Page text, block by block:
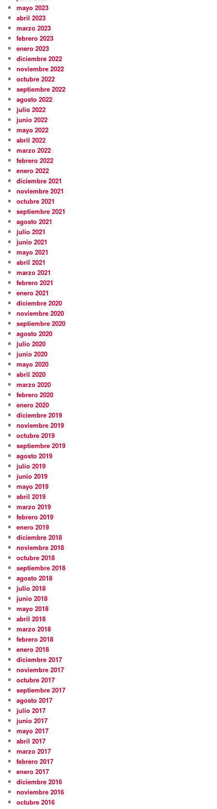
mayo 2023
abril 2023
marzo 2023
febrero 2023
enero 2023
diciembre 2022
noviembre 2022
octubre 2022
septiembre 2022
agosto 2022
julio 2022
junio 2022
mayo 2022
abril 2022
marzo 2022
febrero 2022
enero 2022
diciembre 2021
noviembre 2021
octubre 2021
septiembre 2021
agosto 2021
julio 2021
junio 2021
mayo 2021
abril 2021
marzo 2021
febrero 2021
enero 2021
diciembre 2020
noviembre 2020
septiembre 2020
agosto 2020
julio 2020
junio 2020
mayo 2020
abril 2020
marzo 2020
febrero 2020
enero 2020
diciembre 2019
noviembre 2019
octubre 2019
septiembre 2019
agosto 2019
julio 2019
junio 2019
mayo 2019
abril 2019
marzo 2019
febrero 2019
enero 2019
diciembre 2018
noviembre 2018
octubre 2018
septiembre 2018
agosto 2018
julio 2018
junio 2018
mayo 2018
abril 2018
marzo 2018
febrero 2018
enero 2018
diciembre 2017
noviembre 2017
octubre 2017
septiembre 2017
agosto 2017
julio 2017
junio 2017
mayo 2017
abril 2017
marzo 2017
febrero 2017
enero 2017
diciembre 2016
noviembre 2016
octubre 2016